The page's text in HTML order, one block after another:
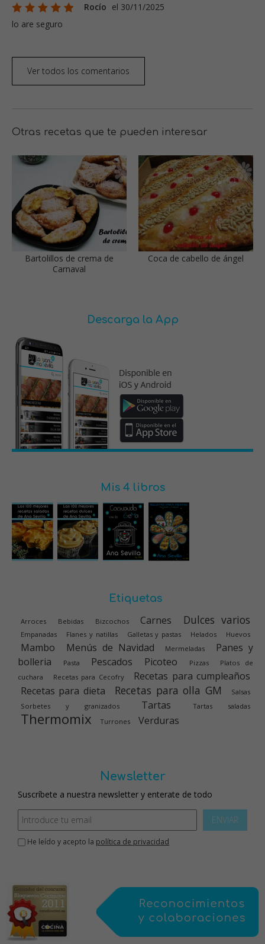
Rocío el 30/11/2025
lo are seguro
Ver todos los comentarios
Otras recetas que te pueden interesar
Bartolillos de crema de
Carnaval
Coca de cabello de ángel
Descarga la App
Mis 4 libros
Etiquetas
Arroces Bebidas Bizcochos Carnes Dulces varios
Empanadas Flanes y natillas Galletas y pastas Helados Huevos
Mambo Menús de Navidad Mermeladas
Panes y
bolleria
Pasta Pescados Picoteo Pizzas
Platos de
cuchara
Recetas para Cecofry
Recetas para cumpleaños
Recetas para dieta
Recetas para olla GM
Salsas
Sorbetes y granizados
Tartas Tartas saladas
Thermomix Turrones Verduras
Newsletter
Suscríbete a nuestra newsletter y enterate de todo
ENVIAR
He leído y acepto la política de privacidad